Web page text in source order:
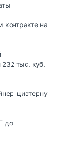
контракте на
232 тыс. куб.
цистерну
до